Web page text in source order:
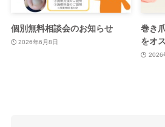
個別無料相談会のお知らせ
2026年6月8日
巻き
をオ
2026